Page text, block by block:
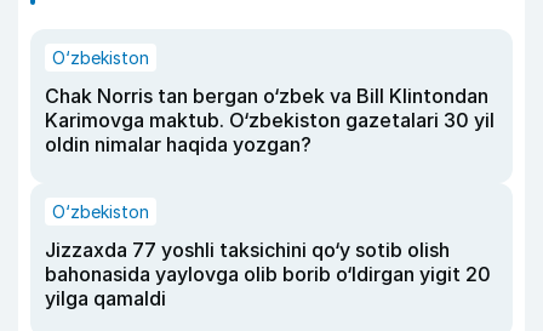
O‘zbekiston
Chak Norris tan bergan o‘zbek va Bill Klintondan
Karimovga maktub. O‘zbekiston gazetalari 30 yil
oldin nimalar haqida yozgan?
O‘zbekiston
Jizzaxda 77 yoshli taksichini qo‘y sotib olish
bahonasida yaylovga olib borib o‘ldirgan yigit 20
yilga qamaldi